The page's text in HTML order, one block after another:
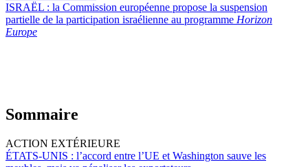
ISRAËL : la Commission européenne propose la suspension
partielle de la participation israélienne au programme Horizon
Europe
Sommaire
ACTION EXTÉRIEURE
ÉTATS-UNIS : l’accord entre l’UE et Washington sauve les